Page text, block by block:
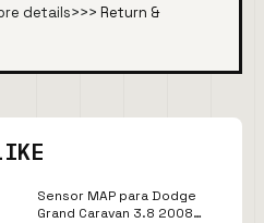
details>>> Return &
Sensor MAP para Dodge
Grand Caravan 3.8 2008